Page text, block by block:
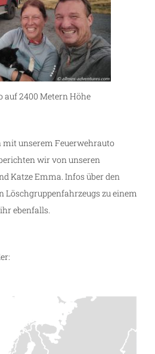
2400 Metern Höhe
mit unserem Feuerwehrauto
wir von unseren
Katze Emma. Infos über den
Löschgruppenfahrzeugs zu einem
ebenfalls.